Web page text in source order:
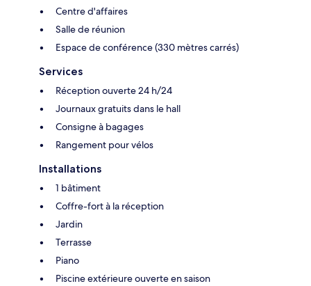
Centre d'affaires
Salle de réunion
Espace de conférence (330 mètres carrés)
Services
Réception ouverte 24 h/24
Journaux gratuits dans le hall
Consigne à bagages
Rangement pour vélos
Installations
1 bâtiment
Coffre-fort à la réception
Jardin
Terrasse
Piano
Piscine extérieure ouverte en saison